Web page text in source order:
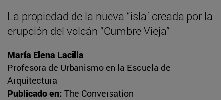
La propiedad de la nueva “isla” creada por la
erupción del volcán “Cumbre Vieja”
María Elena Lacilla
Profesora de Urbanismo en la Escuela de
Arquitectura
Publicado en: The Conversation